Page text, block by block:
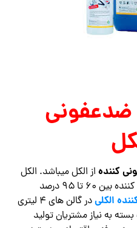
کننده از الکل میباشد. الکل
موجود در محلول های ضدعفونی کننده بین ۶۰ تا ۹۵ درصد
الکلی
در گالن های ۴ لیتری
به نیاز مشتریان تولید